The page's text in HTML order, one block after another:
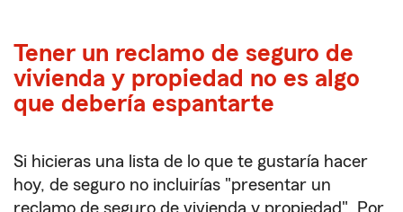
Tener un reclamo de seguro de
vivienda y propiedad no es algo
que debería espantarte
Si hicieras una lista de lo que te gustaría hacer
hoy, de seguro no incluirías "presentar un
reclamo de seguro de vivienda y propiedad". Por